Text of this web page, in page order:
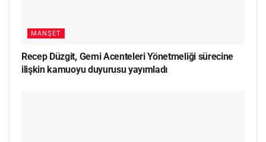
MANŞET
Recep Düzgit, Gemi Acenteleri Yönetmeliği sürecine
ilişkin kamuoyu duyurusu yayımladı